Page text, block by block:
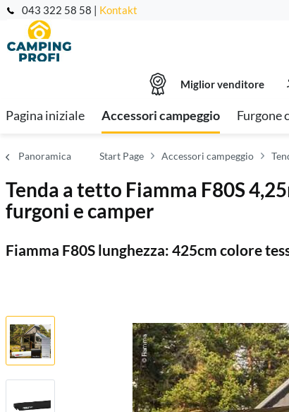
043 322 58 58 | Kontakt
Miglior venditore
Pagina iniziale Accessori campeggio Furgone
Panoramica Start Page Accessori campeggio
Tenda a tetto Fiamma F80S
furgoni e camper
Fiamma F80S lunghezza: 425cm colore